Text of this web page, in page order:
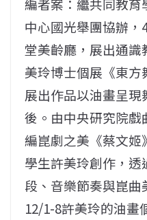
中心國光舉團協辦
堂美齡廳，展出通
美玲博士個展《東方
展出作品以油畫呈
後。由中央研究院
編崑劇之美《蔡文
學生許美玲創作，
段、音樂節奏與崑曲
12/1-8許美玲的油畫